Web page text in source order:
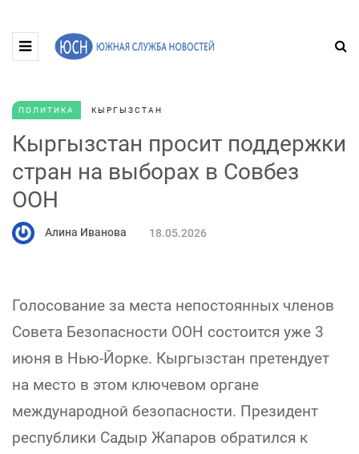
ПОЛИТИКА КЫРГЫЗСТАН
Кыргызстан просит поддержки
стран на выборах в Совбез
ООН
Алина Иванова 18.05.2026
Голосование за места непостоянных членов
Совета Безопасности ООН состоится уже 3
июня в Нью-Йорке. Кыргызстан претендует
на место в этом ключевом органе
международной безопасности. Президент
республики Садыр Жапаров обратился к